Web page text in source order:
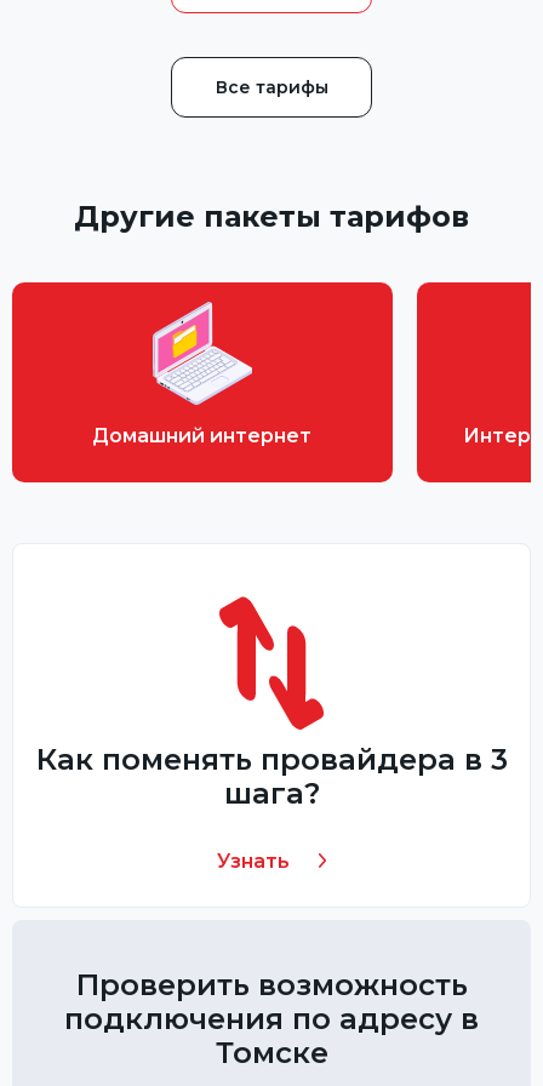
Все тарифы
Другие пакеты тарифов
Домашний интернет
Как поменять провайдера в 3
шага?
Узнать
Проверить возможность
подключения по адресу в
Томске